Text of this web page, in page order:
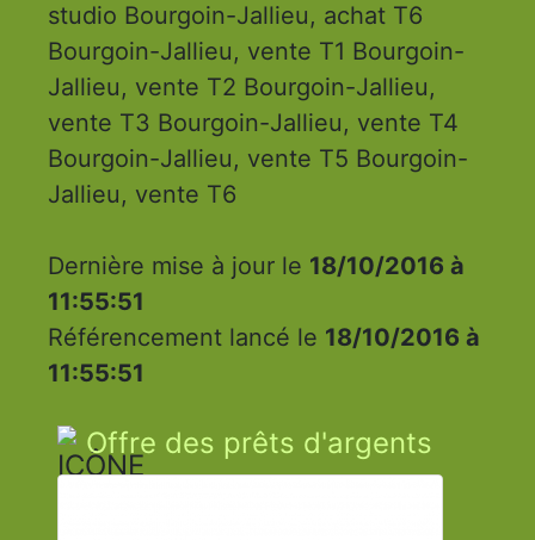
studio Bourgoin-Jallieu, achat T6
Bourgoin-Jallieu, vente T1 Bourgoin-
Jallieu, vente T2 Bourgoin-Jallieu,
vente T3 Bourgoin-Jallieu, vente T4
Bourgoin-Jallieu, vente T5 Bourgoin-
Jallieu, vente T6
Dernière mise à jour le 18/10/2016 à
11:55:51
Référencement lancé le 18/10/2016 à
11:55:51
Offre des prêts d'argents